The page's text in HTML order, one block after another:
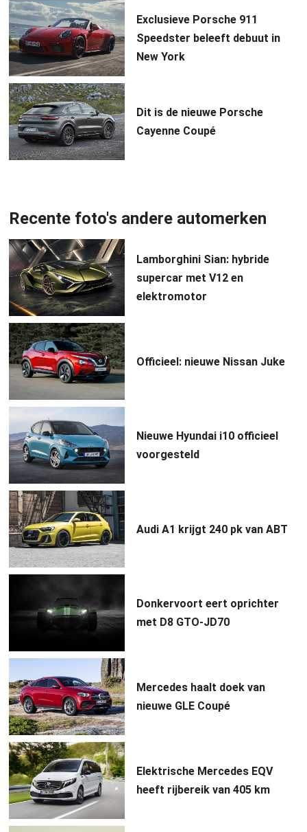
Exclusieve Porsche 911
Speedster beleeft debuut in
New York
Dit is de nieuwe Porsche
Cayenne Coupé
Recente foto's andere automerken
Lamborghini Sian: hybride
supercar met V12 en
elektromotor
Officieel: nieuwe Nissan Juke
Nieuwe Hyundai i10 officieel
voorgesteld
Audi A1 krijgt 240 pk van ABT
Donkervoort eert oprichter
met D8 GTO-JD70
Mercedes haalt doek van
nieuwe GLE Coupé
Elektrische Mercedes EQV
heeft rijbereik van 405 km